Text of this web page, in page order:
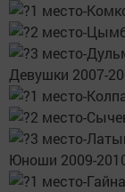
1 место-
2 место-
3 место-
Девушки 2007-
1 место-
2 место-
3 место-
Юноши 2009-
1 место-